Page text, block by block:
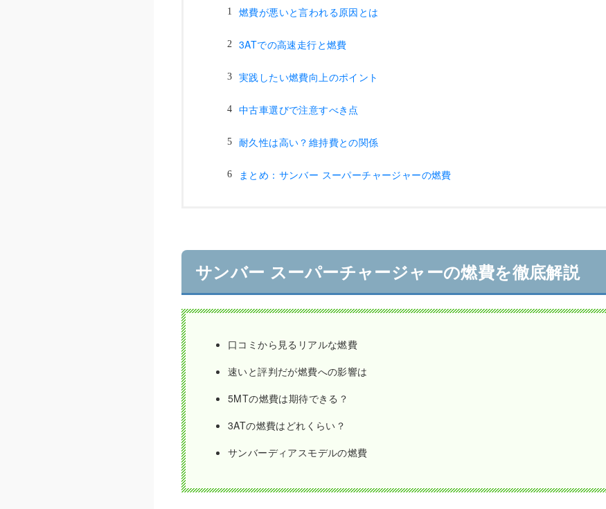
燃費が悪いと言われる原因とは
3ATでの高速走行と燃費
実践したい燃費向上のポイント
中古車選びで注意すべき点
耐久性は高い？維持費との関係
まとめ：サンバー スーパーチャージャーの燃費
サンバー スーパーチャージャーの燃費を徹底解説
口コミから見るリアルな燃費
速いと評判だが燃費への影響は
5MTの燃費は期待できる？
3ATの燃費はどれくらい？
サンバーディアスモデルの燃費